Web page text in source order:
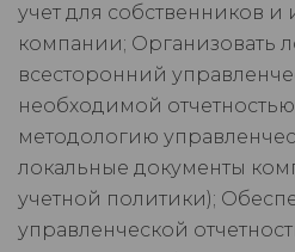
учет для собственников и
компании; Организовать
всесторонний
необходимой
методологию
локальные документы
учетной политики);
управленческой